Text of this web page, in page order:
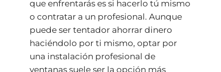
que enfrentarás es si hacerlo tú mismo
o contratar a un profesional. Aunque
puede ser tentador ahorrar dinero
haciéndolo por ti mismo, optar por
una instalación profesional de
ventanas suele ser la opción más